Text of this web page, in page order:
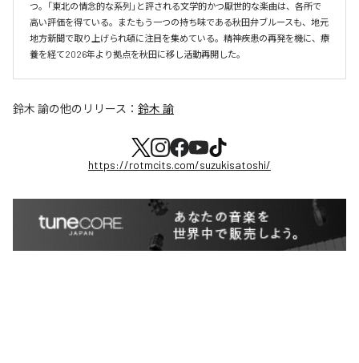
つ。「東北の情念的な系列」と評される文学的かつ厭世的な楽曲は、各所で
高い評価を得ている。またもう一つの持ち味である秋田弁ブルースも、地元
地方新聞で取り上げられ頓に注目を集めている。精神疾患の再発を機に、療
養を経て2026年より拠点を秋田に移し活動再開した。
鈴木 諭の他のリリース： 鈴木 諭
https://rotmcits.com/suzukisatoshi/